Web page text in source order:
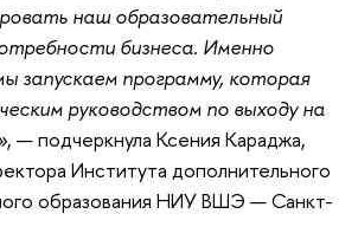
наш образовательный
бизнеса. Именно
запускаем программу, которая
руководством по выходу на
, — подчеркнула Ксения Караджа,
Института дополнительного
образования НИУ ВШЭ — Санкт-